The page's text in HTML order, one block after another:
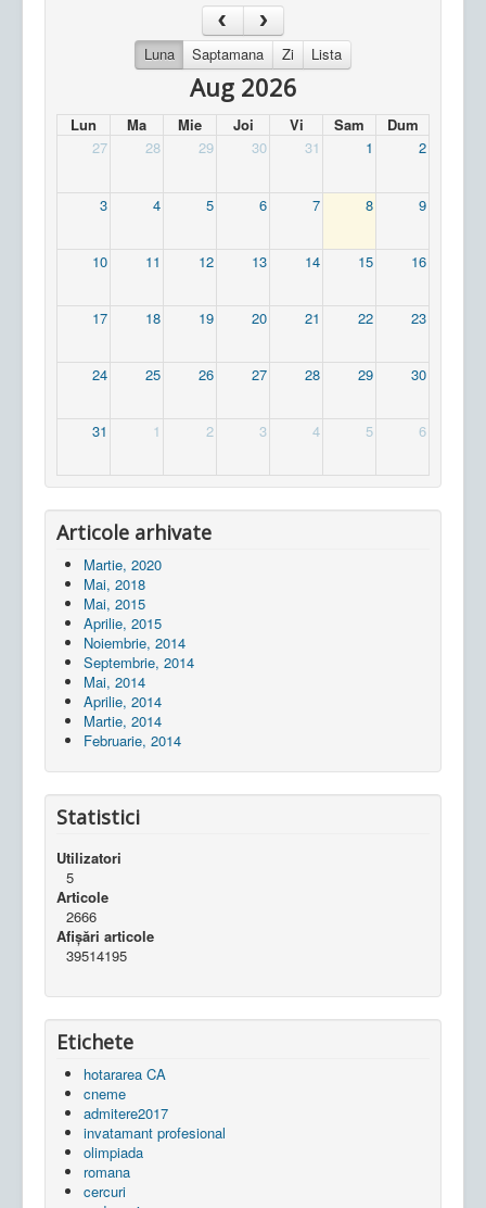
Luna Saptamana Zi Lista
Aug 2026
Lun Ma Mie Joi Vi Sam
Dum
27
28 29 30 31 1 2
3 4 5 6 7 8 9
10 11 12 13 14 15 16
17 18 19 20 21 22 23
24 25 26 27 28 29 30
31 1 2 3 4 5 6
Articole arhivate
Martie, 2020
Mai, 2018
Mai, 2015
Aprilie, 2015
Noiembrie, 2014
Septembrie, 2014
Mai, 2014
Aprilie, 2014
Martie, 2014
Februarie, 2014
Statistici
Utilizatori
5
Articole
2666
Afișări articole
39514195
Etichete
hotararea CA
cneme
admitere2017
invatamant profesional
olimpiada
romana
cercuri